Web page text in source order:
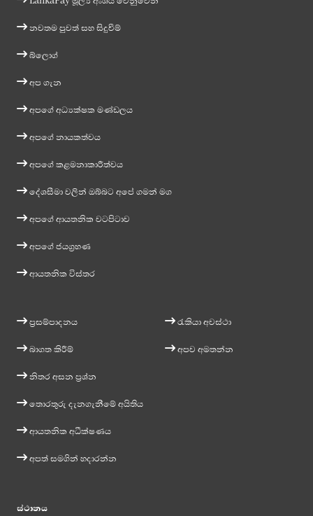
නවතම පුවත් සහ සිදුවීම්
බ්ලොග්
අප ගැන
අපගේ අධ්‍යක්ෂක මණ්ඩලය
අපගේ නායකත්වය
අපගේ කළමනාකාරීත්වය
දේශසීමා වලින් ඔබ්බට අපේ ගමන් මග
අපගේ ආයතනික වටපිටාව
අපගේ ජයග්‍රහණ
ආයතනික විස්තර
ප්‍රසම්පාදනය
බාගත කිරීම්
නිතර අසන ප්‍රශ්න
තොරතුරු දැනගැනීමේ අයිතිය
ආයතනික අධීක්ෂණය
අපත් සමගින් හදාරන්න
රැකියා අවස්ථා
අපව අමතන්න
ස්ථානය